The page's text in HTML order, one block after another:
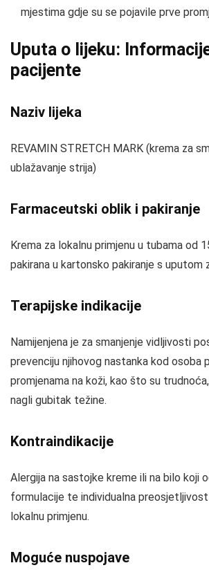
mjestima gdje su se pojavile prve
Uputa o lijeku:
pacijente
Naziv lijeka
REVAMIN STRETCH MARK (krema za
ublažavanje strija)
Farmaceutski oblik i pakiranje
Krema za lokalnu primjenu u tubama od
pakirana u kartonsko pakiranje s uputom
Terapijske indikacije
Namijenjena je za smanjenje vidljivosti
prevenciju njihovog nastanka kod osoba
promjenama na koži, kao što su
nagli gubitak težine.
Kontraindikacije
Alergija na sastojke kreme ili na bilo koji
formulacije te individualna
lokalnu primjenu.
Moguće nuspojave